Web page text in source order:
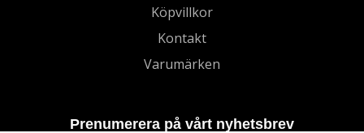
Köpvillkor
Kontakt
Varumärken
Prenumerera på vårt nyhetsbrev